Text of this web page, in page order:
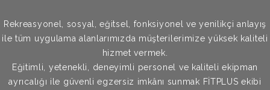
Rekreasyonel, sosyal, eğitsel, fonksiyonel ve yenilikçi anlayış
ile tüm uygulama alanlarımızda müşterilerimize yüksek kaliteli
hizmet vermek.
Eğitimli, yetenekli, deneyimli personel ve kaliteli ekipman
ayrıcalığı ile güvenli egzersiz imkânı sunmak FİTPLUS ekibi